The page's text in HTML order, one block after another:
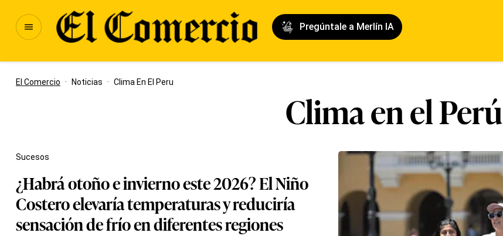
Pregúntale a Merlín IA
El Comercio · Noticias · Clima En El Peru
Clima en el Perú
¿Habrá otoño e invierno este 2026? El Niño
Costero elevaría temperaturas y reduciría
sensación de frío en diferentes regiones
Sucesos